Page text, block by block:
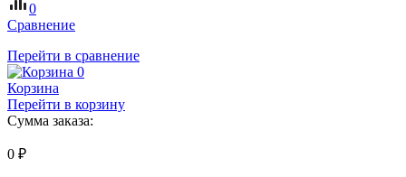
0
Сравнение
Перейти в сравнение
0
Корзина
Перейти в корзину
Сумма заказа:
0 ₽